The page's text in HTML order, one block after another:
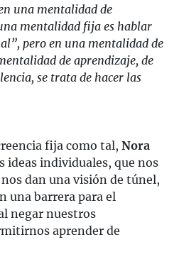
una mentalidad de
mentalidad fija es hablar
pero en una mentalidad de
de aprendizaje, de
se trata de hacer las
fija como tal, Nora
ideas individuales, que nos
nos dan una visión de túnel,
una barrera para el
negar nuestros
aprender de